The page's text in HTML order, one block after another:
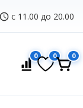
с 11.00 до 20.00
0 0 0